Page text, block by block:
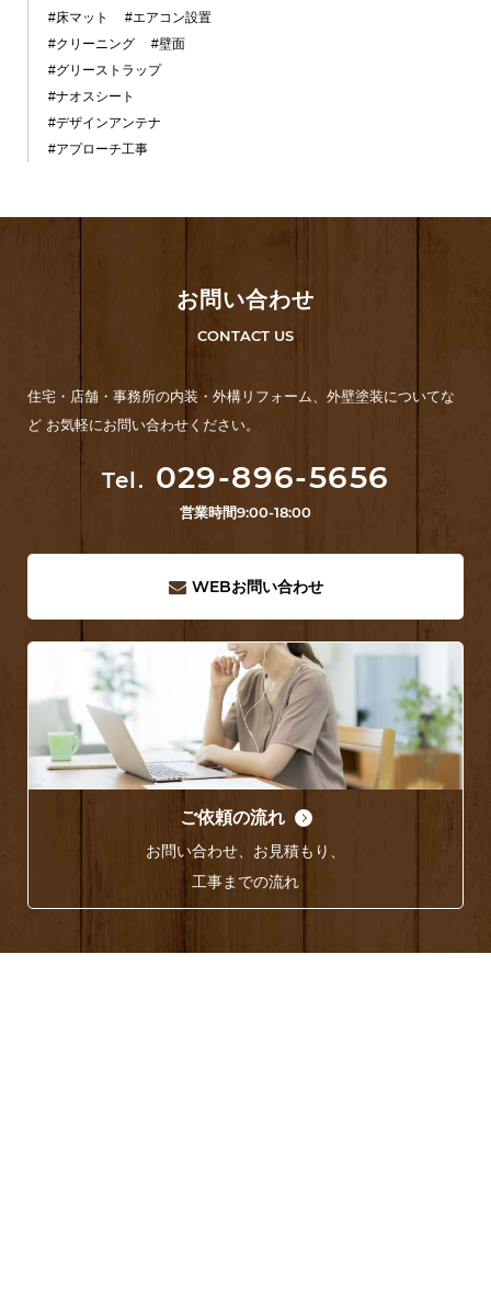
#床マット
#エアコン設置
#クリーニング
#壁面
#グリーストラップ
#ナオスシート
#デザインアンテナ
#アプローチ工事
お問い合わせ
CONTACT US
住宅・店舗・事務所の内装・外構リフォーム、外壁塗装についてな
ど お気軽にお問い合わせください。
Tel. 029-896-5656
営業時間9:00-18:00
WEBお問い合わせ
ご依頼の流れ
お問い合わせ、お見積もり、
工事までの流れ